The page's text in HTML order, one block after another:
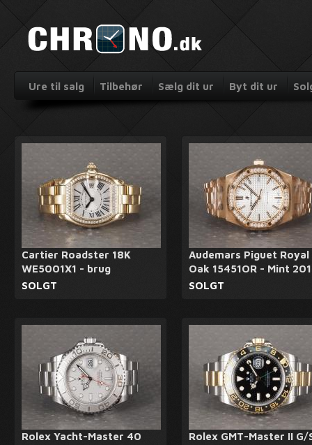
Ure til salg Tilbehør Sælg dit ur Byt dit ur
Cartier Roadster 18K
WE5001X1 - brug
SOLGT
Audemars Piguet Royal
Oak 15451OR - Mint
SOLGT
Rolex Yacht-Master 40
Rolex GMT-Master II G/